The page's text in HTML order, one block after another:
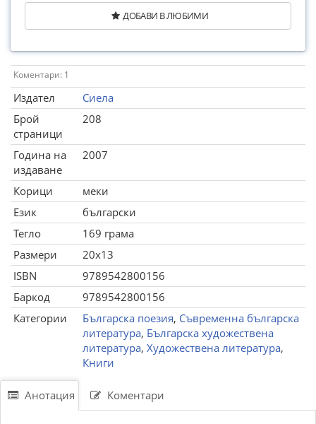
ДОБАВИ В ЛЮБИМИ
Коментари: 1
Издател
Сиела
Брой
страници
208
Година на
издаване
2007
Корици
меки
Език
български
Тегло
169 грама
Размери
20x13
ISBN
9789542800156
Баркод
9789542800156
Категории
Българска поезия, Съвременна българска
литература, Българска художествена
литература, Художествена литература,
Книги
Анотация Коментари